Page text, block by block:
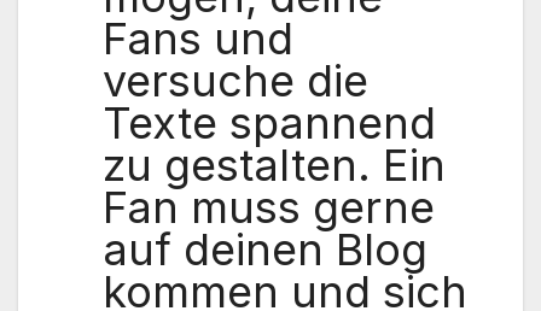
Fans und
versuche die
Texte spannend
zu gestalten. Ein
Fan muss gerne
auf deinen Blog
kommen und sich